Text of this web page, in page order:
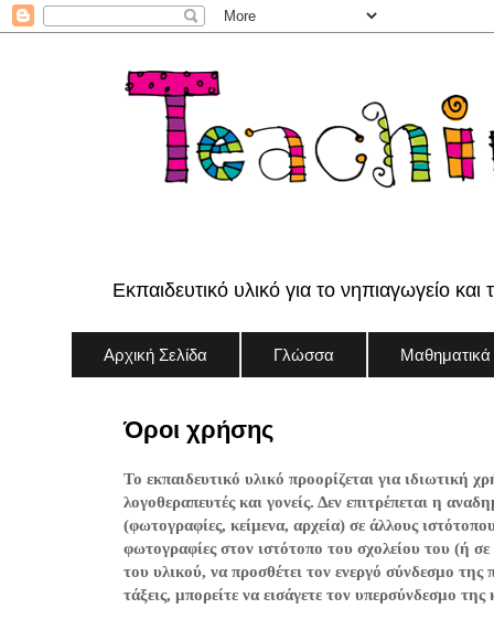
Εκπαιδευτικό υλικό για το νηπιαγωγείο και
Αρχική Σελίδα Γλώσσα Μαθηματικά
Όροι χρήσης
Το εκπαιδευτικό υλικό προορίζεται για ιδιωτική
λογοθεραπευτές και γονείς. Δεν επιτρέπεται η
(φωτογραφίες, κείμενα, αρχεία) σε άλλους
φωτογραφίες στον ιστότοπο του σχολείου του (ή
του υλικού, να προσθέτει τον ενεργό σύνδεσμο
τάξεις, μπορείτε να εισάγετε τον υπερσύνδεσμο